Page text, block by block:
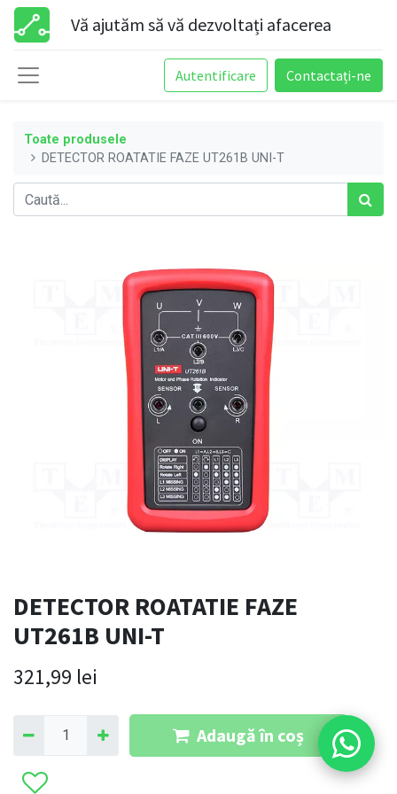
Vă ajutăm să vă dezvoltați afacerea
Autentificare Contactați-ne
Toate produsele
DETECTOR ROATATIE FAZE UT261B UNI-T
DETECTOR ROATATIE FAZE
UT261B UNI-T
321,99 lei
Adaugă în coș